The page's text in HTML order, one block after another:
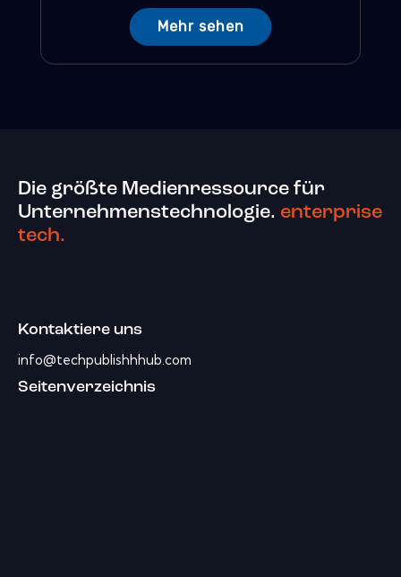
Mehr sehen
Die größte Medienressource für
Unternehmenstechnologie. enterprise
tech.
Kontaktiere uns
info@techpublishhhub.com
Seitenverzeichnis